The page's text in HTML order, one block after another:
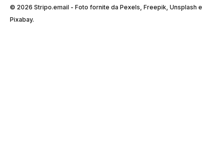
© 2026 Stripо.email - Foto fornite da Pexels, Freepik, Unsplash e
Pixabay.